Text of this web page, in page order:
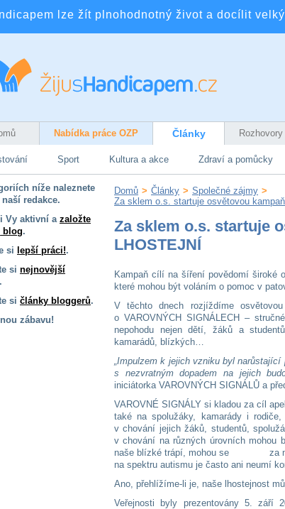
lze žít plnohodnotný život a docílit
Nabídka práce OZP Články Rozhovory
Sport Kultura a akce Zdraví a pomůcky
níže naleznete
redakce.
Vy aktivní a založte
blog.
si lepší práci!.
si nejnovější
.
si články bloggerů.
zábavu!
Domů > Články > Společné zájmy >
Za sklem o.s. startuje osvětovou
Za sklem o.s. startuje
LHOSTEJNÍ
Kampaň cílí na šíření povědomí široké
které mohou být voláním o pomoc v
V těchto dnech rozjíždíme
o VAROVNÝCH SIGNÁLECH –
nepohodu nejen dětí, žáků a
kamarádů, blízkých…
„Impulzem k jejich vzniku byl
s nezvratným dopadem na jejich
iniciátorka VAROVNÝCH SIGNÁLŮ a
VAROVNÉ SIGNÁLY si kladou za cíl
také na spolužáky, kamarády i
v chování jejich žáků, studentů,
v chování na různých úrovních
naše blízké trápí, mohou se za ně
na spektru autismu je často ani neumí
Ano, přehlížíme-li je, naše lhostejnost
Veřejnosti byly prezentovány 5. září